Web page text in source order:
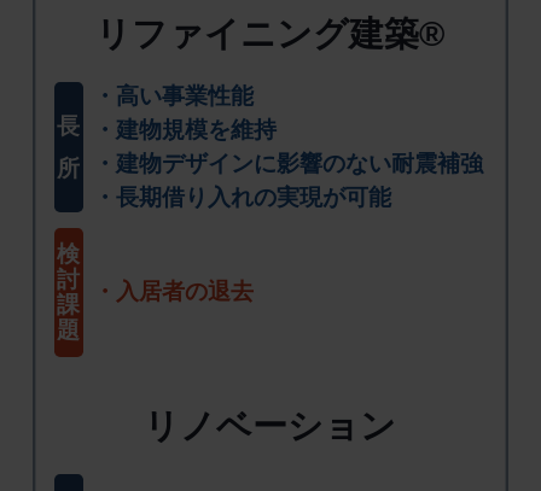
リファイニング建築®
長
所
高い事業性能
建物規模を維持
建物デザインに影響のない耐震補強
長期借り入れの実現が可能
検
討
課
題
入居者の退去
リノベーション